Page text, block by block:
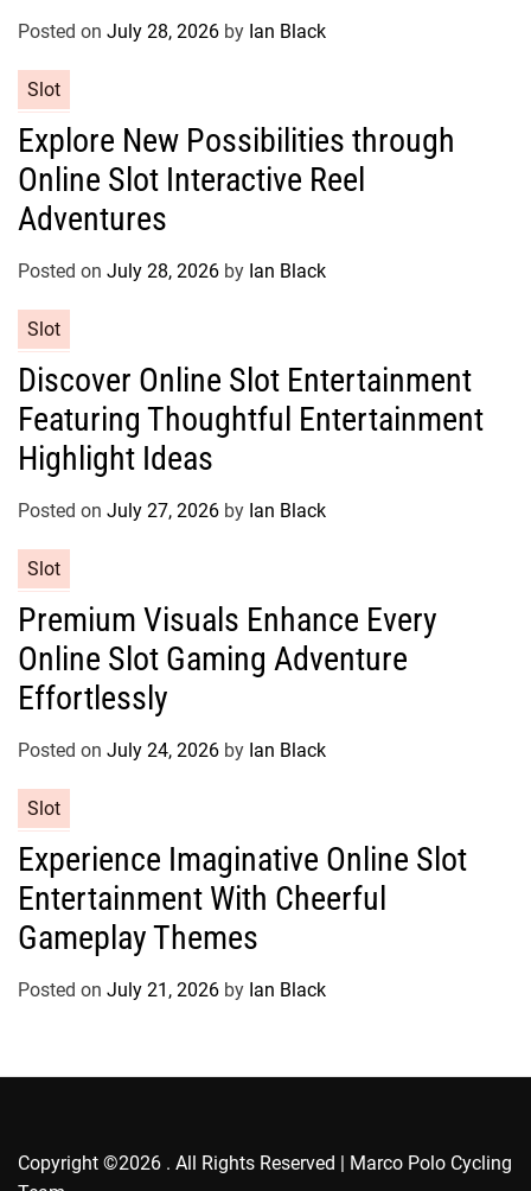
o
e
s
Posted on July 28, 2026 by Ian Black
a
e
g
o
r
s
Slot
Explore New Possibilities through
Online Slot Interactive Reel
Adventures
Posted on July 28, 2026 by Ian Black
a
e
g
o
r
s
Slot
Discover Online Slot Entertainment
Featuring Thoughtful Entertainment
Highlight Ideas
Posted on July 27, 2026 by Ian Black
a
e
g
o
r
s
Slot
Premium Visuals Enhance Every
Online Slot Gaming Adventure
Effortlessly
Posted on July 24, 2026 by Ian Black
a
e
g
o
r
Slot
Experience Imaginative Online Slot
Entertainment With Cheerful
Gameplay Themes
Posted on July 21, 2026 by Ian Black
Copyright ©2026 . All Rights Reserved | Marco Polo Cycling